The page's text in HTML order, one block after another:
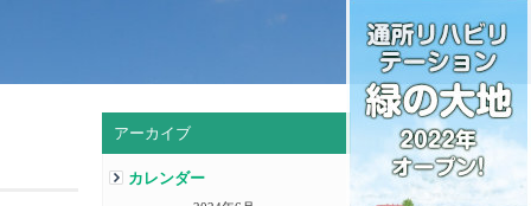
アーカイブ
カレンダー